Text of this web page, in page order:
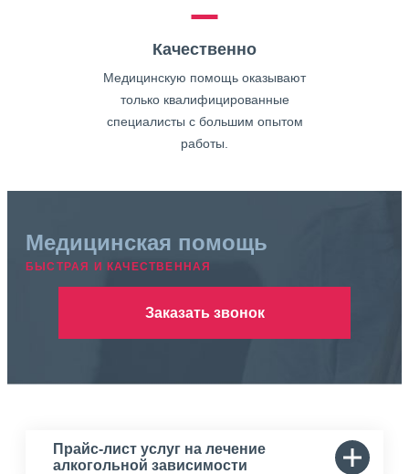
Качественно
Медицинскую помощь оказывают
только квалифицированные
специалисты с большим опытом
работы.
Медицинская помощь
БЫСТРАЯ И КАЧЕСТВЕННАЯ
Заказать звонок
Прайс-лист услуг на лечение
алкогольной зависимости